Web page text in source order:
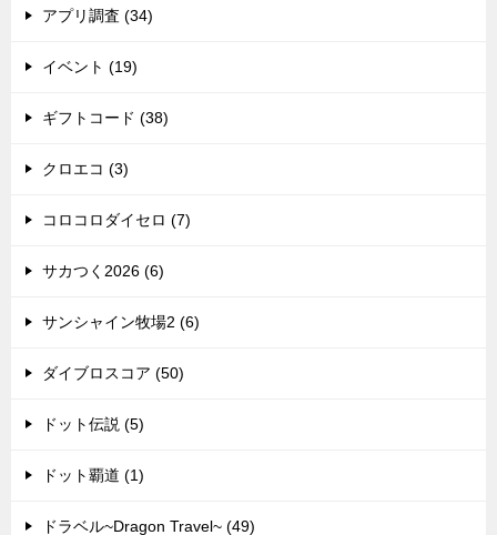
アプリ調査 (34)
イベント (19)
ギフトコード (38)
クロエコ (3)
コロコロダイセロ (7)
サカつく2026 (6)
サンシャイン牧場2 (6)
ダイブロスコア (50)
ドット伝説 (5)
ドット覇道 (1)
ドラベル~Dragon Travel~ (49)